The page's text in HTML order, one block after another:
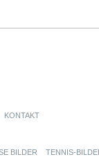
KONTAKT
BILDER
TENNIS-